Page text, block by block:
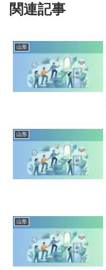
関連記事
山形
山形
山形